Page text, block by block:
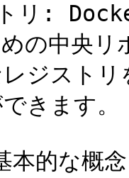
リ:
の中央
ジスト
きます。
本的な概